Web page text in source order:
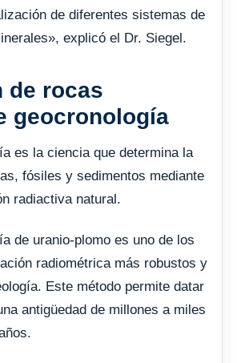
de diferentes sistemas de
explicó el Dr. Siegel.
de rocas
geocronología
es la ciencia que determina la
fósiles y sedimentos mediante
radiactiva natural.
de uranio-plomo es uno de los
radiométrica más robustos y
Este método permite datar
antigüedad de millones a miles